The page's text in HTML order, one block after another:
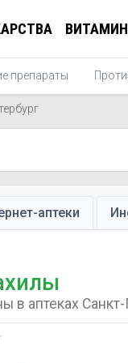
препараты
аптеки
в аптеках